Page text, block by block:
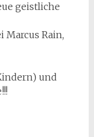
geistliche
Rain,
und